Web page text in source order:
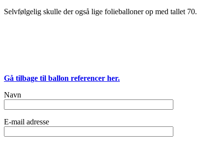
Selvfølgelig skulle der også lige folieballoner op med tallet 70.
Gå tilbage til ballon referencer her.
Navn
E-mail adresse